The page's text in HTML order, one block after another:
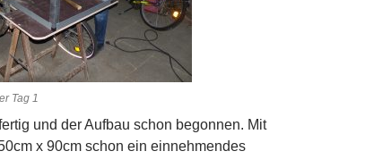
Tag 1
und der Aufbau schon begonnen. Mit
x 90cm schon ein einnehmendes